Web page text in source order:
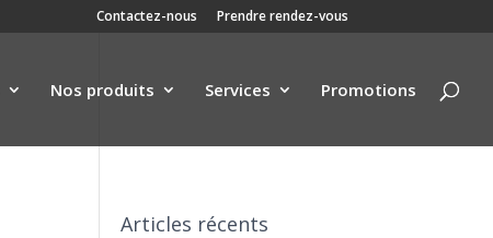
Contactez-nous Prendre rendez-vous
Nos produits Services Promotions
Articles récents